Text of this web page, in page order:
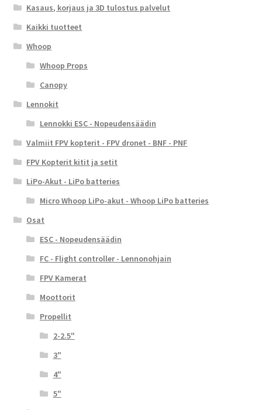
Kasaus, korjaus ja 3D tulostus palvelut
Kaikki tuotteet
Whoop
Whoop Props
Canopy
Lennokit
Lennokki ESC - Nopeudensäädin
Valmiit FPV kopterit - FPV dronet - BNF - PNF
FPV Kopterit kitit ja setit
LiPo-Akut - LiPo batteries
Micro Whoop LiPo-akut - Whoop LiPo batteries
Osat
ESC - Nopeudensäädin
FC - Flight controller - Lennonohjain
FPV Kamerat
Moottorit
Propellit
2-2.5"
3"
4"
5"